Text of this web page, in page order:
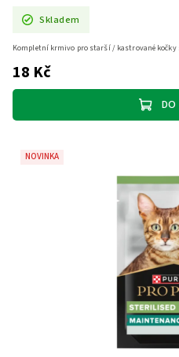
Skladem
18 Kč
DO
Kompletní krmivo pro starší / kastrované kočky
NOVINKA